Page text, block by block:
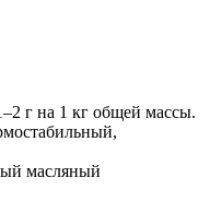
г на 1 кг общей массы.
масляный